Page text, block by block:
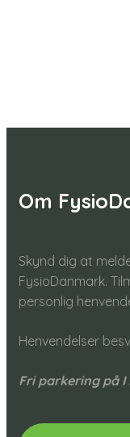
Om
Skynd dig at
FysioDanmark.
personlig
Henvendelser
Fri parkering på I